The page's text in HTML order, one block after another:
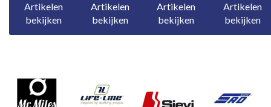
Artikelen
bekijken
Artikelen
bekijken
Artikelen
bekijken
Artikelen
bekijken